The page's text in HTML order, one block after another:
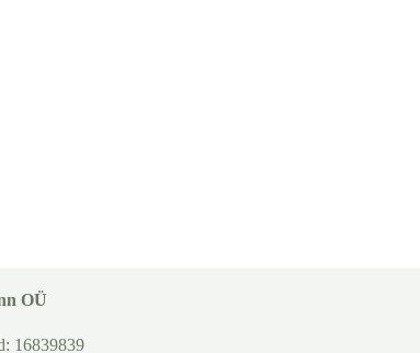
OÜ
16839839